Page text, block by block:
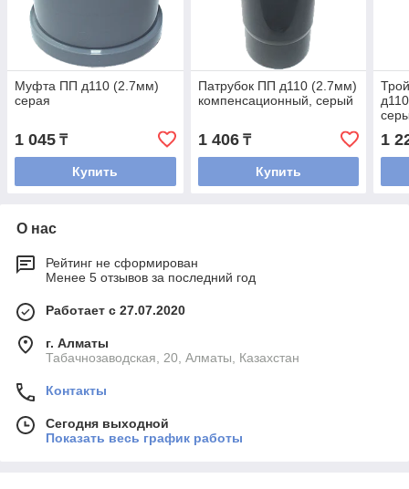
Муфта ПП д110 (2.7мм)
серая
1 045 ₸
Купить
Патрубок ПП д110 (2.7мм)
компенсационный, серый
1 406₸
Купить
1
О нас
Рейтинг не сформирован
Менее 5 отзывов за последний год
Работает с 27.07.2020
г. Алматы
Табачнозаводская, 20, Алматы, Казахстан
Контакты
Сегодня выходной
Показать весь график работы